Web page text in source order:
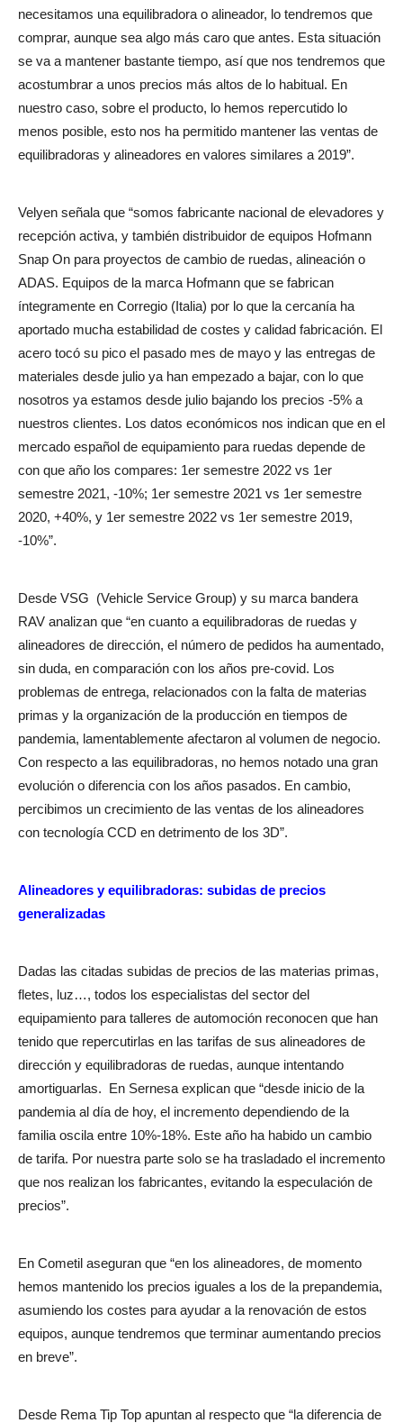
necesitamos una equilibradora o alineador, lo tendremos que
comprar, aunque sea algo más caro que antes. Esta situación
se va a mantener bastante tiempo, así que nos tendremos que
acostumbrar a unos precios más altos de lo habitual. En
nuestro caso, sobre el producto, lo hemos repercutido lo
menos posible, esto nos ha permitido mantener las ventas de
equilibradoras y alineadores en valores similares a 2019”.
Velyen señala que “somos fabricante nacional de elevadores y
recepción activa, y también distribuidor de equipos Hofmann
Snap On para proyectos de cambio de ruedas, alineación o
ADAS. Equipos de la marca Hofmann que se fabrican
íntegramente en Corregio (Italia) por lo que la cercanía ha
aportado mucha estabilidad de costes y calidad fabricación. El
acero tocó su pico el pasado mes de mayo y las entregas de
materiales desde julio ya han empezado a bajar, con lo que
nosotros ya estamos desde julio bajando los precios -5% a
nuestros clientes. Los datos económicos nos indican que en el
mercado español de equipamiento para ruedas depende de
con que año los compares: 1er semestre 2022 vs 1er
semestre 2021, -10%; 1er semestre 2021 vs 1er semestre
2020, +40%, y 1er semestre 2022 vs 1er semestre 2019,
-10%”.
Desde VSG (Vehicle Service Group) y su marca bandera
RAV analizan que “en cuanto a equilibradoras de ruedas y
alineadores de dirección, el número de pedidos ha aumentado,
sin duda, en comparación con los años pre-covid. Los
problemas de entrega, relacionados con la falta de materias
primas y la organización de la producción en tiempos de
pandemia, lamentablemente afectaron al volumen de negocio.
Con respecto a las equilibradoras, no hemos notado una gran
evolución o diferencia con los años pasados. En cambio,
percibimos un crecimiento de las ventas de los alineadores
con tecnología CCD en detrimento de los 3D”.
Alineadores y equilibradoras: subidas de precios
generalizadas
Dadas las citadas subidas de precios de las materias primas,
fletes, luz…, todos los especialistas del sector del
equipamiento para talleres de automoción reconocen que han
tenido que repercutirlas en las tarifas de sus alineadores de
dirección y equilibradoras de ruedas, aunque intentando
amortiguarlas. En Sernesa explican que “desde inicio de la
pandemia al día de hoy, el incremento dependiendo de la
familia oscila entre 10%-18%. Este año ha habido un cambio
de tarifa. Por nuestra parte solo se ha trasladado el incremento
que nos realizan los fabricantes, evitando la especulación de
precios”.
En Cometil aseguran que “en los alineadores, de momento
hemos mantenido los precios iguales a los de la prepandemia,
asumiendo los costes para ayudar a la renovación de estos
equipos, aunque tendremos que terminar aumentando precios
en breve”.
Desde Rema Tip Top apuntan al respecto que “la diferencia de